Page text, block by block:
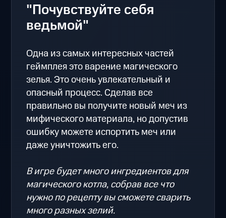
"Почувствуйте себя
ведьмой"
Одна из самых интересных частей
геймплея это варение магического
зелья. Это очень увлекательный и
опасный процесс. Сделав все
правильно вы получите новый меч из
мифического материала, но допустив
ошибку можете испортить меч или
даже уничтожить его.
В игре будет много ингредиентов для
магического котла, собрав все что
нужно по рецепту вы сможете сварить
много разных зелий.